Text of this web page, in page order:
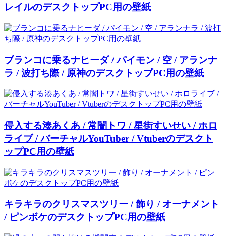
レイルのデスクトップPC用の壁紙
ブランコに乗るナヒーダ / パイモン / 空 / アランナ
ラ / 波打ち際 / 原神のデスクトップPC用の壁紙
侵入する湊あくあ / 常闇トワ / 星街すいせい / ホロ
ライブ / バーチャルYouTuber / Vtuberのデスクト
ップPC用の壁紙
キラキラのクリスマスツリー / 飾り / オーナメント
/ ピンボケのデスクトップPC用の壁紙